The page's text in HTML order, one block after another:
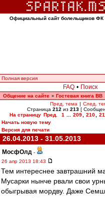
Официальный сайт болельщиков ФК
Полная версия
FAQ • Поиск
Общение на сайте » Гостевая книга ВВ
Пред. тема | След.
Страница 212 из 213 [
На страницу Пред. 1 209 210
Начать новую тему
Версия для печати
26.04.2013 - 31.05.2013
МосфОлд -
26 апр 2013 18:43
Тем интереснее завтрашний
Мусарки нынче рвали свои
обыгрывая мордву. Даже